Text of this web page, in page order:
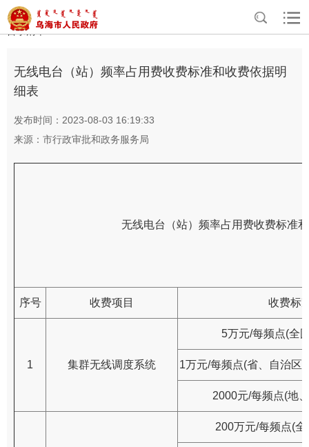
首页>政务公开 > 基本信息公开
行政事业性收费项目
目录清单
无线电台（站）频率占用费收费标准和收费依据明
细表
发布时间：2023-08-03 16:19:33
来源：市行政审批和政务服务局
无线电台（站）频率占用费收费标准
序号 收费项目 收费标
1 集群无线调度系统
5万元/每频点(全
1万元/每频点(省、自治区
2000元/每频点(地
200万元/每频点(